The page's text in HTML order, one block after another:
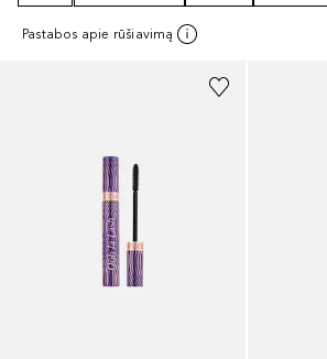
Pastabos apie rūšiavimą